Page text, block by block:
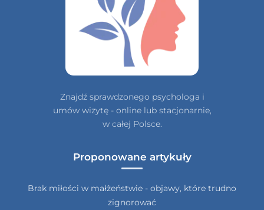
Znajdź sprawdzonego psychologa i
umów wizytę - online lub stacjonarnie,
w całej Polsce.
Proponowane artykuły
Brak miłości w małżeństwie - objawy, które trudno
zignorować